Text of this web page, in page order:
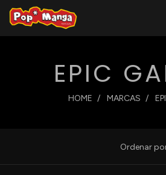
EPIC
HOME MARCAS
Ordenar